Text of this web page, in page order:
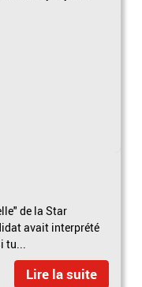
de la Star
avait interprété
Lire la suite